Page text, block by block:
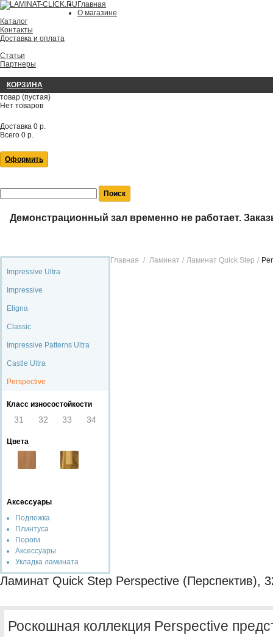
Главная
О магазине
Каталог
Контакты
Доставка и оплата
Статьи
Партнеры
КОРЗИНА
товар (пустая)
Нет товаров
Доставка 0 р.
Всего 0 р.
Оформить
Демонстрационный зал временно не работает.
Impressive Ultra
Impressive
Eligna
Classic
Impressive Patterns Ultra
Castle Ultra
Perspective
Класс износостойкости
31 32 33 34
Цвета
Аксессуары
Подложка
Плинтуса
Пороги
Аксессуары
Укладка ламината
Главная Ламинат Ламинат Quick Step
Ламинат Quick Step Perspective (Перспектив),
Роскошная коллекция Perspective